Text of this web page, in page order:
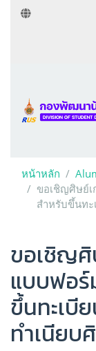
หน้าหลัก
ขอเชิญศิษย์
สำหรับขึ้นทะ
ขอเชิญศิ
แบบฟอ
ขึ้นทะเบี
ทำเนียบ